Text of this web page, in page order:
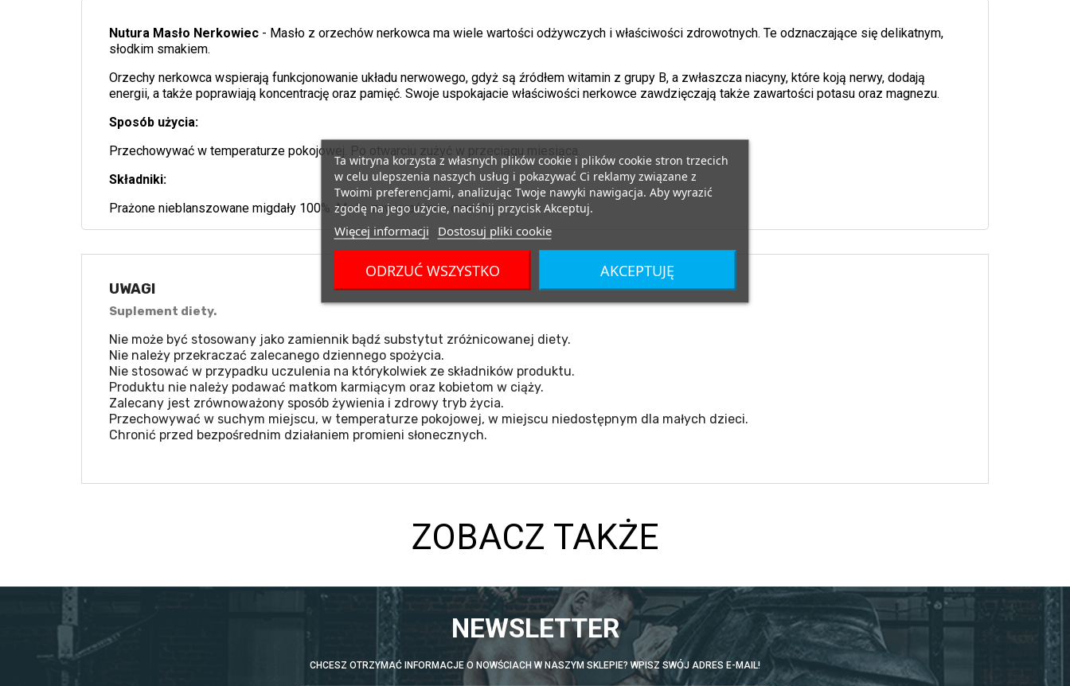
Nutura Masło Nerkowiec - Masło z orzechów nerkowca ma wiele wartości odżywczych i właściwości zdrowotnych. Te odznaczające się delikatnym,
słodkim smakiem.
Orzechy nerkowca wspierają funkcjonowanie układu nerwowego, gdyż są źródłem witamin z grupy B, a zwłaszcza niacyny, które koją nerwy, dodają
energii, a także poprawiają koncentrację oraz pamięć. Swoje uspokajacie właściwości nerkowce zawdzięczają także zawartości potasu oraz magnezu.
Sposób użycia:
Przechowywać w temperaturze pokojowej. Po otwarciu zużyć w przeciągu miesiąca.
Składniki:
Prażone nieblanszowane migdały 100%. Może zawierać inne orzechy.
UWAGI
Suplement diety.
Nie może być stosowany jako zamiennik bądź substytut zróżnicowanej diety.
Nie należy przekraczać zalecanego dziennego spożycia.
Nie stosować w przypadku uczulenia na którykolwiek ze składników produktu.
Produktu nie należy podawać matkom karmiącym oraz kobietom w ciąży.
Zalecany jest zrównoważony sposób żywienia i zdrowy tryb życia.
Przechowywać w suchym miejscu, w temperaturze pokojowej, w miejscu niedostępnym dla małych dzieci.
Chronić przed bezpośrednim działaniem promieni słonecznych.
ZOBACZ TAKŻE
NEWSLETTER
CHCESZ OTRZYMAĆ INFORMACJE O NOWŚCIACH W NASZYM SKLEPIE? WPISZ SWÓJ ADRES E-MAIL!
Ta witryna korzysta z własnych plików cookie i plików cookie stron trzecich
w celu ulepszenia naszych usług i pokazywać Ci reklamy związane z
Twoimi preferencjami, analizując Twoje nawyki nawigacja. Aby wyrazić
zgodę na jego użycie, naciśnij przycisk Akceptuj.
Więcej informacji Dostosuj pliki cookie
ODRZUĆ WSZYSTKO AKCEPTUJĘ